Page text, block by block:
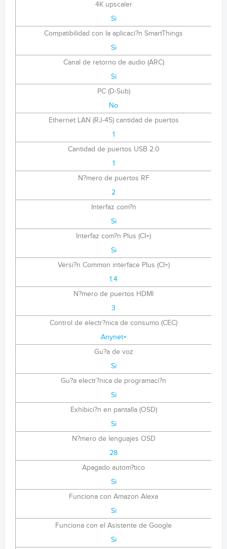
4K upscaler
Si
Compatibilidad con la aplicaci?n SmartThings
Si
Canal de retorno de audio (ARC)
Si
PC (D-Sub)
No
Ethernet LAN (RJ-45) cantidad de puertos
1
Cantidad de puertos USB 2.0
1
N?mero de puertos RF
2
Interfaz com?n
Si
Interfaz com?n Plus (CI+)
Si
Versi?n Common interface Plus (CI+)
1.4
N?mero de puertos HDMI
3
Control de electr?nica de consumo (CEC)
Anynet+
Gu?a de voz
Si
Gu?a electr?nica de programaci?n
Si
Exhibici?n en pantalla (OSD)
Si
N?mero de lenguajes OSD
28
Apagado autom?tico
Si
Funciona con Amazon Alexa
Si
Funciona con el Asistente de Google
Si